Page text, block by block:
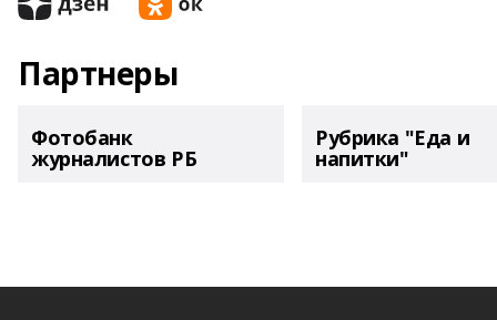
Партнеры
Фотобанк
журналистов РБ
Рубрика "Еда и
напитки"